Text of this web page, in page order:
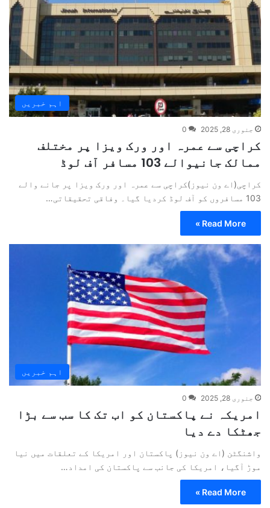
اہم خبریں
جنوری 28, 2025 0
کراچی سے عمرہ اور ورک ویزا پر مختلف
ممالک جانیوالے 103 مسافر آف لوڈ
کراچی(اے ون نیوز)کراچی سے عمرہ اور ورک ویزا پر جانے والے
103 مسافروں کو آف لوڈ کردیا گیا۔ وفاقی تحقیقاتی…
Read More »
اہم خبریں
جنوری 28, 2025 0
امریکہ نے پاکستان کو اب تک کا سب سے بڑا
جھٹکا دے دیا
واشنگٹن (اے ون نیوز) پاکستان اور امریکا کے تعلقات میں نیا
موڑ آگیا، امریکا کی جانب سے پاکستان کی امداد…
Read More »